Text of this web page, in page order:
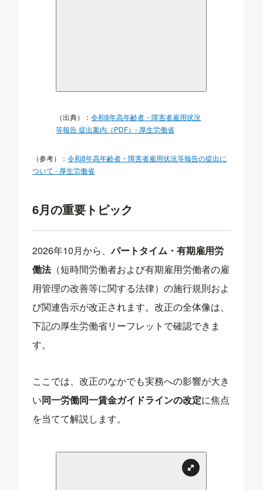
（出典）：令和8年高年齢者・障害者雇用状況
等報告 提出案内（PDF）- 厚生労働省
（参考）：令和8年高年齢者・障害者雇用状況等報告の提出に
ついて - 厚生労働省
6月の重要トピック
2026年10月から、パートタイム・有期雇用労
働法（短時間労働者および有期雇用労働者の雇
用管理の改善等に関する法律）の施行規則およ
び関連告示が改正されます。改正の全体像は、
下記の厚生労働省リーフレットで確認できま
す。
ここでは、改正のなかでも実務への影響が大き
い同一労働同一賃金ガイドラインの改定に焦点
を当てて解説します。